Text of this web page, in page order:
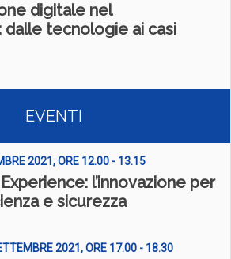
digitale nel
dalle tecnologie ai casi
EVENTI
2021, ORE 12.00 - 13.15
l’innovazione per
e sicurezza
2021, ORE 17.00 - 18.30